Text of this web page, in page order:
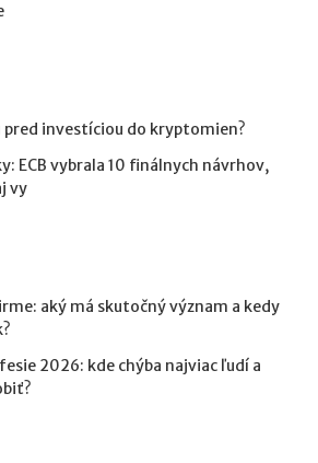
investíciou do kryptomien?
ECB vybrala 10 finálnych návrhov,
vy
aký má skutočný význam a kedy
2026: kde chýba najviac ľudí a